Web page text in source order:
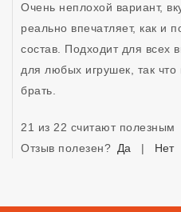
Очень неплохой вариант,
реально впечатляет, как и
состав. Подходит для всех
для любых игрушек, так
брать.
21 из 22 считают полезным
Отзыв полезен? Да | Нет